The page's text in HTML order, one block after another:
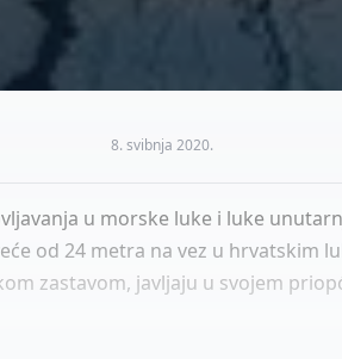
8. svibnja 2020.
u morske luke i luke
od 24 metra na vez u hrvatskim
zastavom, javljaju u svojem